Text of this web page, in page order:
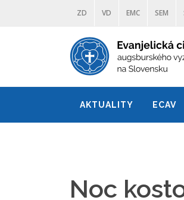
ZD VD EMC SEM
AKTUALITY ECAV
Noc